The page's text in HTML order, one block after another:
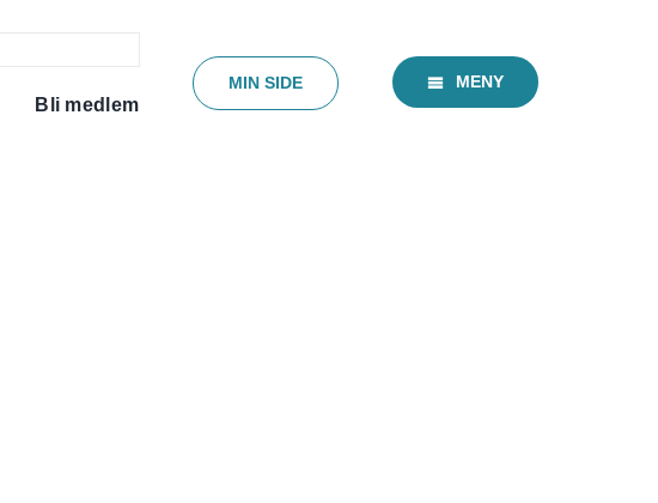
Bli medlem
MIN SIDE MENY